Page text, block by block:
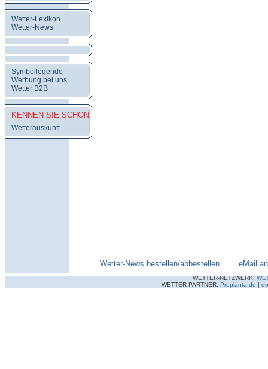
Wetter-Lexikon
Wetter-News
Symbollegende
Werbung bei uns
Wetter B2B
KENNEN SIE SCHON:
Wetterauskunft
Wetter-News bestellen/abbestellen eMail
WETTER-NETZWERK:
WETTER-PARTNER: Proplanta.de |